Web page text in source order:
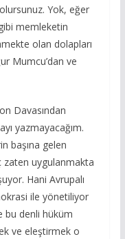
Yok, eğer
memleketin
olan dolapları
Mumcu’dan ve
Davasından
yazmayacağım.
başına gelen
zaten uygulanmakta
Hani Avrupalı
ile yönetiliyor
bu denli hüküm
ve eleştirmek o